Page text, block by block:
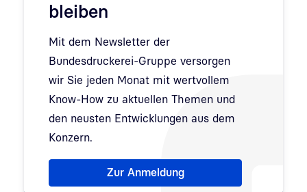
bleiben
Mit dem Newsletter der
Bundesdruckerei-Gruppe versorgen
wir Sie jeden Monat mit wertvollem
Know-How zu aktuellen Themen und
den neusten Entwicklungen aus dem
Konzern.
Hinweis: Dialog zur Newsletter-Anmeldung wurde
Zur Anmeldung